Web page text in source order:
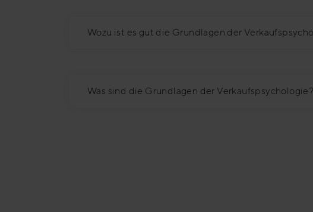
Wozu ist es gut die Grundlagen der
Was sind die Grundlagen der Verkaufspsychologie?